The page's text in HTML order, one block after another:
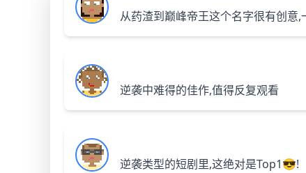
从药渣到巅峰帝王这个名字很有创意,
逆袭中难得的佳作,值得反复观看
逆袭类型的短剧里,这绝对是Top1😎!